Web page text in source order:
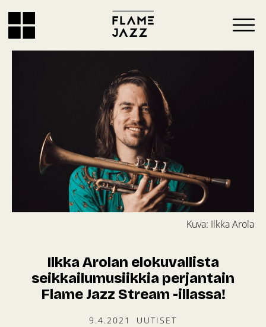
Kuva: Ilkka Arola
Ilkka Arolan elokuvallista
seikkailumusiikkia perjantain
Flame Jazz Stream -illassa!
9.4.2021 UUTISET